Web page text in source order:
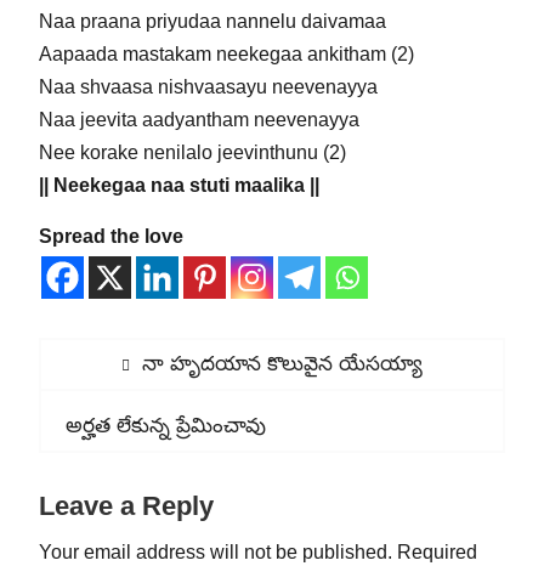
Naa praana priyudaa nannelu daivamaa
Aapaada mastakam neekegaa ankitham (2)
Naa shvaasa nishvaasayu neevenayya
Naa jeevita aadyantham neevenayya
Nee korake nenilalo jeevinthunu (2)
|| Neekegaa naa stuti maalika ||
Spread the love
Previous
నా హృదయాన కొలువైన యేసయ్యా
Next
అర్హత లేకున్న ప్రేమించావు
Leave a Reply
Your email address will not be published. Required